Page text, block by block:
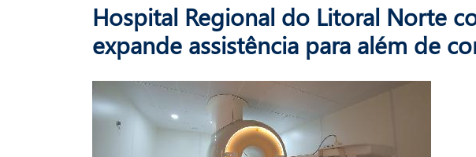
Hospital Regional do Litoral Norte
expande assistência para além de